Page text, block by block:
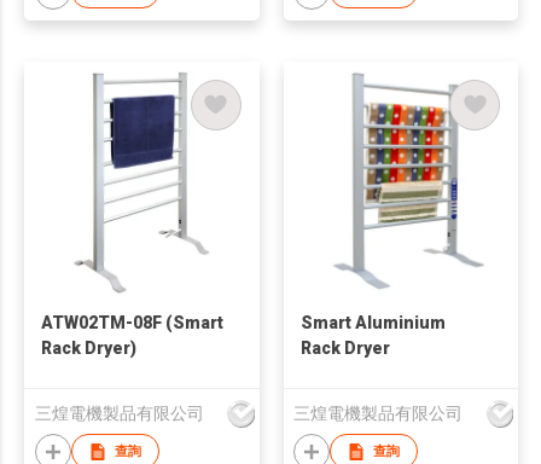
ATW02TM-08F (Smart
Rack Dryer)
三煌電機製品有限公司
查詢
Smart Aluminium
Rack Dryer
三煌電機製品有限公司
查詢